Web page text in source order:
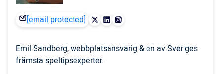
[email protected]
Emil Sandberg, webbplatsansvarig & en av Sveriges
främsta speltipsexperter.